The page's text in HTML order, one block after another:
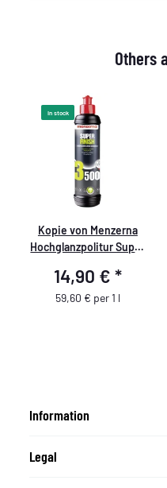
Others
In stock
Kopie von Menzerna
Hochglanzpolitur Super
ml
14,90 € *
59,60 € per 1 l
Information
Legal